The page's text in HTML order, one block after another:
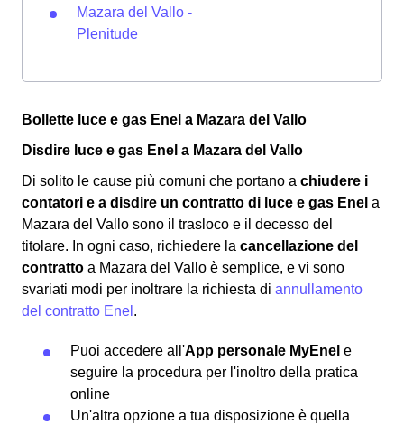
Mazara del Vallo -
Plenitude
Bollette luce e gas Enel a Mazara del Vallo
Disdire luce e gas Enel a Mazara del Vallo
Di solito le cause più comuni che portano a chiudere i
contatori e a disdire un contratto di luce e gas Enel a
Mazara del Vallo sono il trasloco e il decesso del
titolare. In ogni caso, richiedere la cancellazione del
contratto a Mazara del Vallo è semplice, e vi sono
svariati modi per inoltrare la richiesta di annullamento
del contratto Enel .
Puoi accedere all'App personale MyEnel e
seguire la procedura per l'inoltro della pratica
online
Un'altra opzione a tua disposizione è quella